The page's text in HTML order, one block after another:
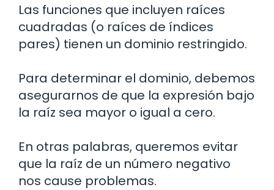
Las funciones que incluyen raíces
cuadradas (o raíces de índices
pares) tienen un dominio restringido.
Para determinar el dominio, debemos
asegurarnos de que la expresión bajo
la raíz sea mayor o igual a cero.
En otras palabras, queremos evitar
que la raíz de un número negativo
nos cause problemas.